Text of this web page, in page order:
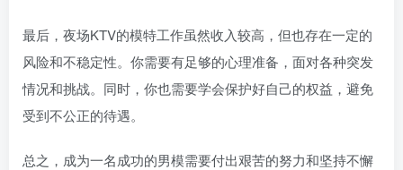
最后，夜场KTV的模特工作虽然收入较高，但也存在一定的
风险和不稳定性。你需要有足够的心理准备，面对各种突发
情况和挑战。同时，你也需要学会保护好自己的权益，避免
受到不公正的待遇。
总之，成为一名成功的男模需要付出艰苦的努力和坚持不懈